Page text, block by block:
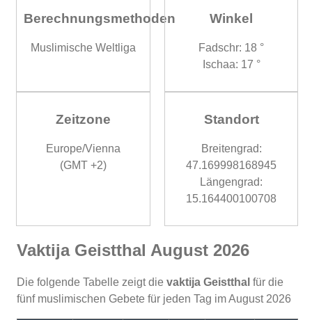
Berechnungsmethoden
Muslimische Weltliga
Winkel
Fadschr: 18 °
Ischaa: 17 °
Zeitzone
Europe/Vienna
(GMT +2)
Standort
Breitengrad:
47.169998168945
Längengrad:
15.164400100708
Vaktija Geistthal August 2026
Die folgende Tabelle zeigt die vaktija Geistthal für die
fünf muslimischen Gebete für jeden Tag im August 2026